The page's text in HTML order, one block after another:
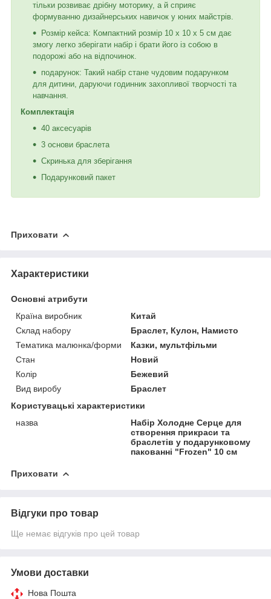
тільки розвиває дрібну моторику, а й сприяє
формуванню дизайнерських навичок у юних майстрів.
Розмір кейса: Компактний розмір 10 х 10 х 5 см дає
змогу легко зберігати набір і брати його із собою в
подорожі або на відпочинок.
подарунок: Такий набір стане чудовим подарунком
для дитини, даруючи годинник захопливої творчості та
навчання.
Комплектація
40 аксесуарів
3 основи браслета
Скринька для зберігання
Подарунковий пакет
Приховати
Характеристики
Основні атрибути
Країна виробник
Китай
Склад набору
Браслет, Кулон, Намисто
Тематика малюнка/форми
Казки, мультфільми
Стан
Новий
Колір
Бежевий
Вид виробу
Браслет
Користувацькі характеристики
назва
Набір Холодне Серце для
створення прикраси та
браслетів у подарунковому
пакованні "Frozen" 10 см
Приховати
Відгуки про товар
Ще немає відгуків про цей товар
Умови доставки
Нова Пошта